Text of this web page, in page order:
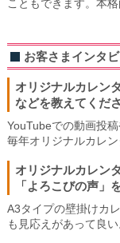
こともできます。本
お客さまインタ
オリジナルカレン
などを教えてくださ
YouTubeでの動画投
毎年オリジナルカレ
オリジナルカレン
「よろこびの声」
A3タイプの壁掛けカ
も見応えがあって良